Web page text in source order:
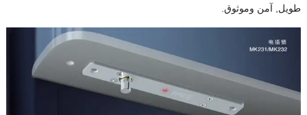
طويل, آمن وموثوق.